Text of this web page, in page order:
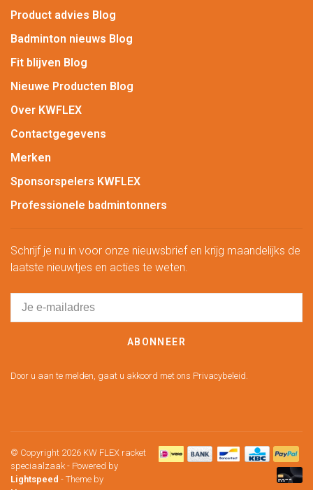
Product advies Blog
Badminton nieuws Blog
Fit blijven Blog
Nieuwe Producten Blog
Over KWFLEX
Contactgegevens
Merken
Sponsorspelers KWFLEX
Professionele badmintonners
Schrijf je nu in voor onze nieuwsbrief en krijg maandelijks de
laatste nieuwtjes en acties te weten.
ABONNEER
Door u aan te melden, gaat u akkoord met ons Privacybeleid.
© Copyright 2026 KW FLEX racket
speciaalzaak - Powered by
Lightspeed - Theme by